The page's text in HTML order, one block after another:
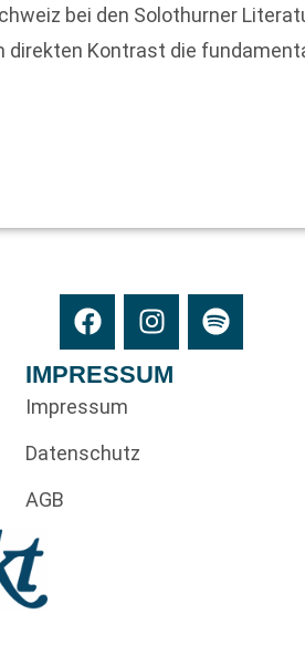
bei den Solothurner
Kontrast die
IMPRESSUM
Impressum
Datenschutz
AGB